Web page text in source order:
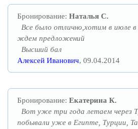
Бронирование: Наталья С.
Все было отлично,хотим в июле
ждем предложений
Высший бал
Алексей Иванович, 09.04.2014
Бронирование: Екатерина К.
Вот уже три года летаем через
побывали уже в Египте, Турции,